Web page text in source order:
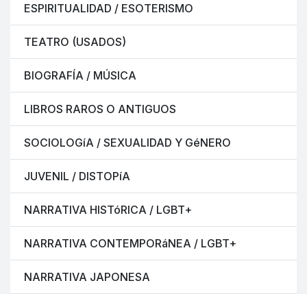
ESPIRITUALIDAD / ESOTERISMO
TEATRO (USADOS)
BIOGRAFÍA / MÚSICA
LIBROS RAROS O ANTIGUOS
SOCIOLOGíA / SEXUALIDAD Y GéNERO
JUVENIL / DISTOPíA
NARRATIVA HISTóRICA / LGBT+
NARRATIVA CONTEMPORáNEA / LGBT+
NARRATIVA JAPONESA